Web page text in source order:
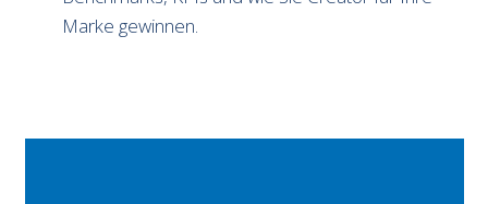
Marke gewinnen.